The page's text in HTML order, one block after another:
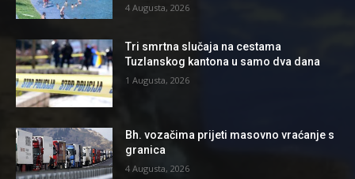
4 Augusta, 2026
Tri smrtna slučaja na cestama
Tuzlanskog kantona u samo dva dana
1 Augusta, 2026
Bh. vozačima prijeti masovno vraćanje s
granica
4 Augusta, 2026